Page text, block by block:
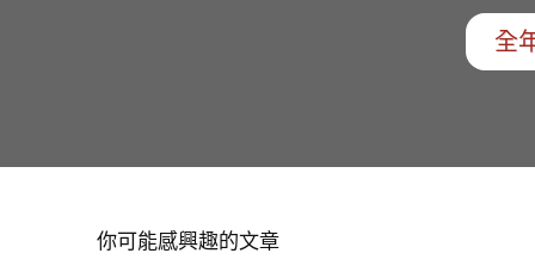
全
你可能感興趣的文章